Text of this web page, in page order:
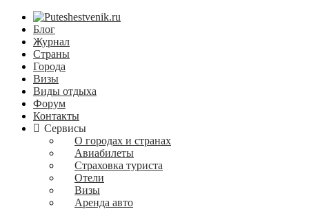
Блог
Журнал
Страны
Города
Визы
Виды отдыха
Форум
Контакты
Сервисы
О городах и странах
Авиабилеты
Страховка туриста
Отели
Визы
Аренда авто